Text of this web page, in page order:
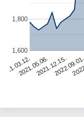
2021.05.06.2021.12.15.
1,600
1,800